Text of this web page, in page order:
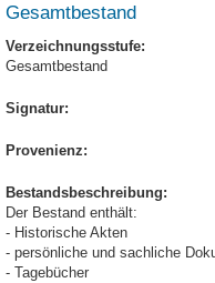
Gesamtbestand
Verzeichnungsstufe:
Gesamtbestand
Signatur:
Provenienz:
Bestandsbeschreibung:
Der Bestand enthält:
- Historische Akten
- persönliche und sachliche
- Tagebücher